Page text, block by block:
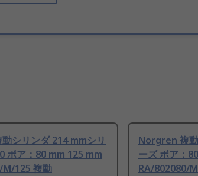
シリンダ 214 mmシリ
ボア：80 mm 125 mm
125 複動
Norgren 複
ーズ ボア：
RA/802080/